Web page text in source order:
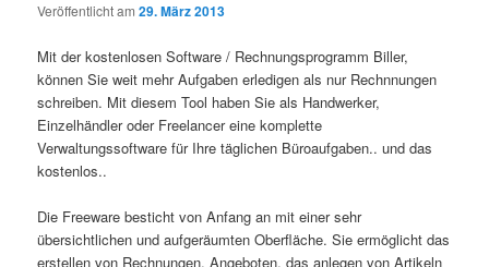
Veröffentlicht am29. März 2013
Mit der kostenlosen Software / Rechnungsprogramm Biller,
können Sie weit mehr Aufgaben erledigen als nur Rechnnungen
schreiben. Mit diesem Tool haben Sie als Handwerker,
Einzelhändler oder Freelancer eine komplette
Verwaltungssoftware für Ihre täglichen Büroaufgaben.. und das
kostenlos..
Die Freeware besticht von Anfang an mit einer sehr
übersichtlichen und aufgeräumten Oberfläche. Sie ermöglicht das
erstellen von Rechnungen, Angeboten, das anlegen von Artikeln